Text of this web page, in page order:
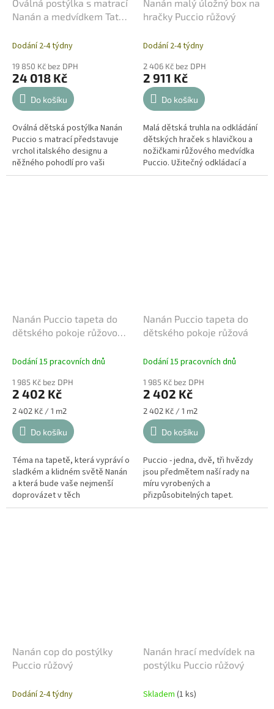
Oválná postýlka s matrací
Nanán a medvídkem Tato -
Dodání 2-4 týdny
19 850 Kč bez DPH
24 018 Kč
Do košíku
Oválná dětská postýlka Nanán
Puccio s matrací představuje
vrchol italského designu a
něžného pohodlí pro vaši
holčičku. Tato precizně
Nanán malý úložný box na
hračky Puccio růžový
Dodání 2-4 týdny
2 406 Kč bez DPH
2 911 Kč
Do košíku
Malá dětská truhla na odkládání
dětských hraček s hlavičkou a
nožičkami růžového medvídka
Puccio. Užitečný odkládací a
úložný box na hračky z bílého
Nanán Puccio tapeta do
dětského pokoje růžovo
Dodání 15 pracovních dnů
1 985 Kč bez DPH
2 402 Kč
Měrná
cena:
2 402 Kč / 1 m2
Do košíku
Téma na tapetě, která vypráví o
sladkém a klidném světě Nanán
a která bude vaše nejmenší
doprovázet v těch
nejkrásnějších snech. Tapety na
Nanán Puccio tapeta do
dětského pokoje růžová
Dodání 15 pracovních dnů
1 985 Kč bez DPH
2 402 Kč
Měrná
cena:
2 402 Kč / 1 m2
Do košíku
Puccio - jedna, dvě, tři hvězdy
jsou předmětem naší rady na
míru vyrobených a
přizpůsobitelných tapet.
Perfektní design, který bude
Nanán cop do postýlky
Puccio růžový
Dodání 2-4 týdny
Nanán hrací medvídek na
postýlku Puccio růžový
Skladem (1 ks)